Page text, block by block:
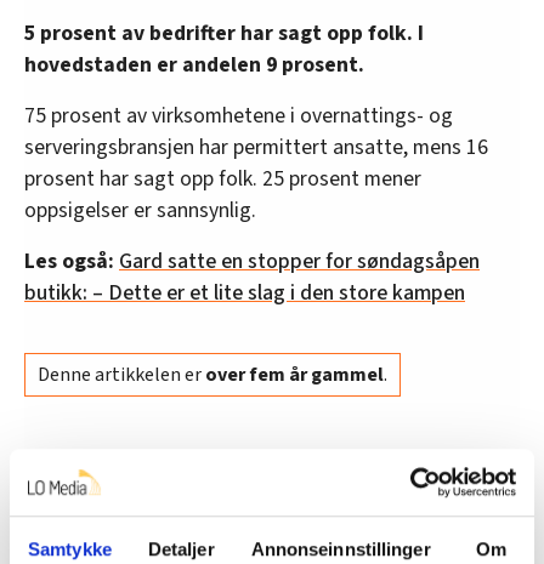
Samtykke Detaljer Annonseinnstillinger Om
5 prosent av bedrifter har sagt opp folk. I
hovedstaden er andelen 9 prosent.
75 prosent av virksomhetene i overnattings- og
serveringsbransjen har permittert ansatte, mens 16
prosent har sagt opp folk. 25 prosent mener
oppsigelser er sannsynlig.
Les også: Gard satte en stopper for søndagsåpen
butikk: – Dette er et lite slag i den store kampen
Denne artikkelen erover fem år gammel.
helsefagarbeider arbeidsledig
bygningsarbeider